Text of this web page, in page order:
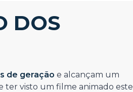
DOS
de geração e alcançam um
ter visto um filme animado este